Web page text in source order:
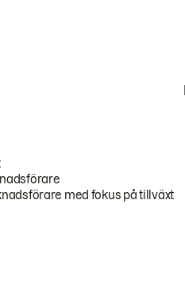
med fokus på tillväxt